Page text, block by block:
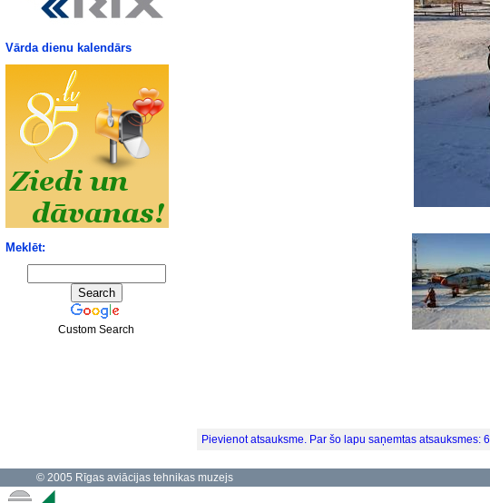
Vārda dienu kalendārs
Meklēt:
Custom Search
Pievienot atsauksme. Par šo lapu saņemtas atsauksmes: 6
© 2005 Rīgas aviācijas tehnikas muzejs